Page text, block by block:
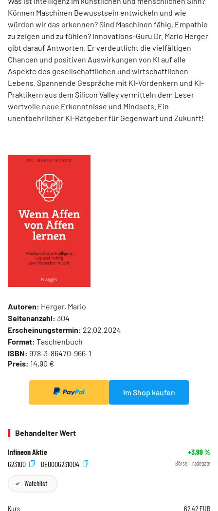
Können Maschinen Bewusstsein entwickeln und wie
würden wir das erkennen? Sind Maschinen fähig, Empathie
zu zeigen und zu fühlen? Innovations-Guru Dr. Mario Herger
gibt darauf Antworten. Er verdeutlicht die viel­fältigen
Chancen und positiven Auswirkungen von KI auf alle
Aspekte des gesellschaftlichen und wirtschaftlichen
Lebens. Spannende Gespräche mit KI-Vordenkern und KI-
Praktikern aus dem Silicon Valley vermitteln dem Leser
wertvolle neue Erkenntnisse und Mindsets. Ein
unentbehrlicher KI-Ratgeber für Gegenwart und Zukunft!
Autoren: Herger, Mario
Seitenanzahl: 304
Erscheinungstermin: 22.02.2024
Format: Taschenbuch
ISBN: 978-3-86470-966-1
Preis: 14,90 €
Im Shop kaufen
Behandelter Wert
Infineon Aktie +3,99%
623100
DE0006231004 Börse: Tradegate
Watchlist
Kurs 62,42 EUR